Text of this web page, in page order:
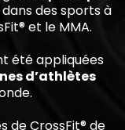
dans des sports à
et le MMA.
été appliquées
d’athlètes
de CrossFit®️ de